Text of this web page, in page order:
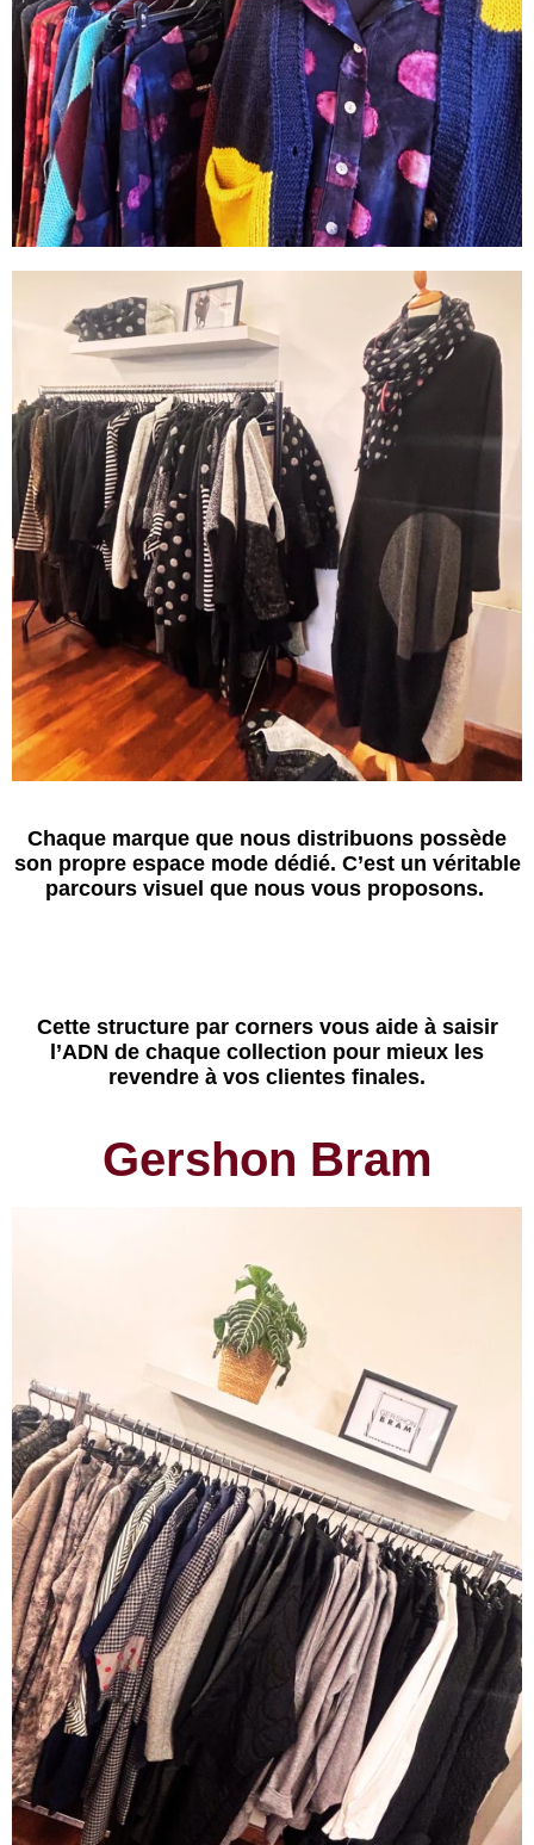
Chaque marque que nous distribuons possède
son propre espace mode dédié. C’est un véritable
parcours visuel que nous vous proposons.
Cette structure par corners vous aide à saisir
l’ADN de chaque collection pour mieux les
revendre à vos clientes finales.
Gershon Bram